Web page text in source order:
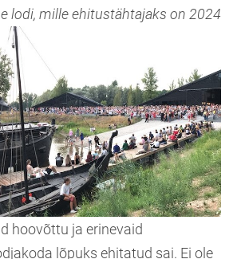
lodi, mille ehitustähtajaks on 2024
hoovõttu ja erinevaid
lõpuks ehitatud sai. Ei ole